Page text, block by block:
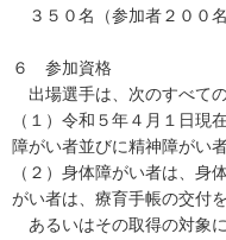
３５０名（参加者２００
６ 参加資格
出場選手は、次のすべて
（１）令和５年４月１日現
障がい者並びに精神障がい者
（２）身体障がい者は、身
がい者は、療育手帳の交付
あるいはその取得の対象